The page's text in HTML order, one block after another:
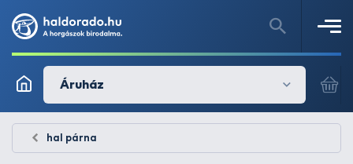
Áruház
hal párna